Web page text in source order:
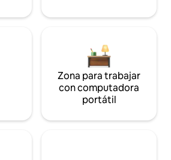
Zona para trabajar
con computadora
portátil